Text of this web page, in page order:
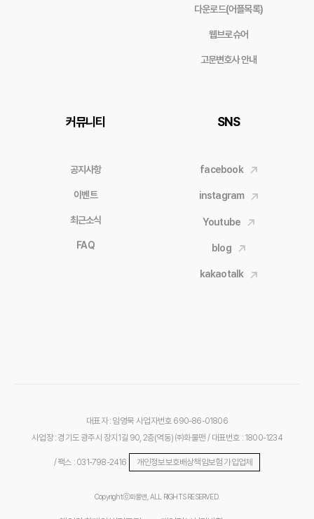
다운로드(어플목록)
웹브로슈어
고문변호사 안내
커뮤니티
공지사항
이벤트
최근소식
FAQ
SNS
facebook
instagram
Youtube
blog
kakaotalk
대표자 : 임영묵 사업자번호 690-86-01806
사업장 : 경기도 광주시 장지1길 90, 2층(역동) ㈜화물맨 / 대표번호 : 1800-1234
/ 팩스 : 031-798-2416 개인정보보호배상책임보험 가입업체
Copyrightⓒ화물맨, ALL RIGHTS RESERVED.